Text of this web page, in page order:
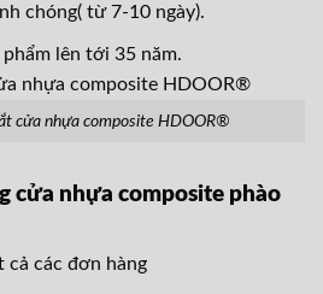
chóng( từ 7-10 ngày).
lên tới 35 năm.
cửa nhựa composite HDOOR®
cửa nhựa composite phào
cả các đơn hàng